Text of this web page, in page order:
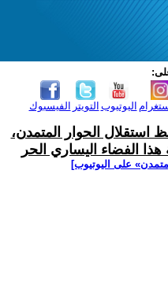
الفيسبوك التويتر اليوتيوب
استقلال الحوار المتمدن،
الفضاء اليساري الحر
على اليوتيوب]